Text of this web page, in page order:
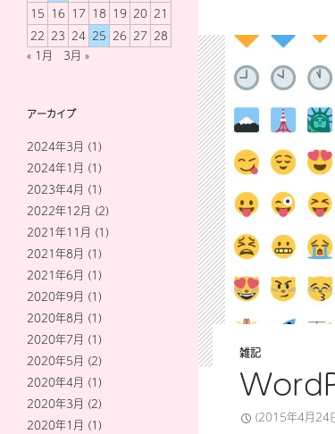
雑記
(2015年4月24
15 16 17 18 19 20 21
22 23 24 25 26 27 28
« 1月
3月 »
アーカイブ
2024年3月 (1)
2024年1月 (1)
2023年4月 (1)
2022年12月 (2)
2021年11月 (1)
2021年8月 (1)
2021年6月 (1)
2020年9月 (1)
2020年8月 (1)
2020年7月 (1)
2020年5月 (2)
2020年4月 (1)
2020年3月 (2)
2020年1月 (1)